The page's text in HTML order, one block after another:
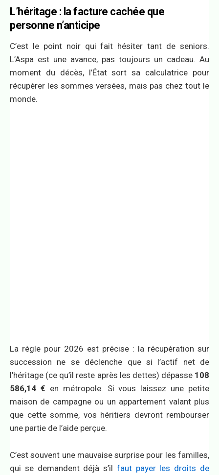
L’héritage : la facture cachée que
personne n’anticipe
C’est le point noir qui fait hésiter tant de seniors.
L’Aspa est une avance, pas toujours un cadeau. Au
moment du décès, l’État sort sa calculatrice pour
récupérer les sommes versées, mais pas chez tout le
monde.
La règle pour 2026 est précise : la récupération sur
succession ne se déclenche que si l’actif net de
l’héritage (ce qu’il reste après les dettes) dépasse 108
586,14 € en métropole. Si vous laissez une petite
maison de campagne ou un appartement valant plus
que cette somme, vos héritiers devront rembourser
une partie de l’aide perçue.
C’est souvent une mauvaise surprise pour les familles,
qui se demandent déjà s’il faut payer les droits de